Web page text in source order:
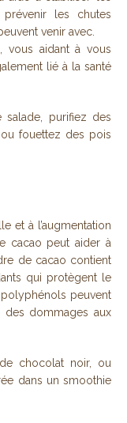
les chutes
venir avec.
vous aidant à vous
lié à la santé
purifiez des
fouettez des pois
et à l’augmentation
cacao peut aider à
de cacao contient
qui protègent le
peuvent
dommages aux
chocolat noir, ou
dans un smoothie